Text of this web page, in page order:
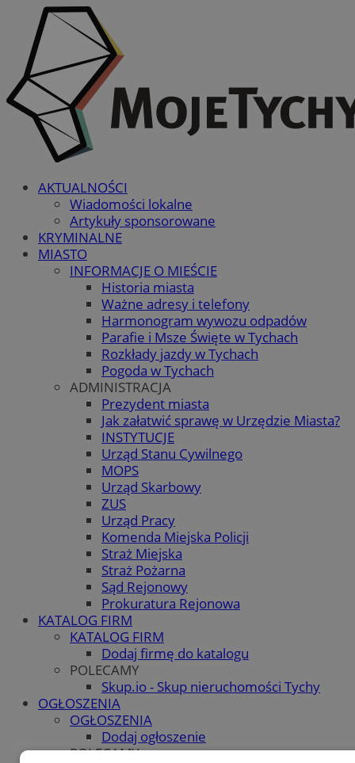
AKTUALNOŚCI
Wiadomości lokalne
Artykuły sponsorowane
KRYMINALNE
MIASTO
INFORMACJE O MIEŚCIE
Historia miasta
Ważne adresy i telefony
Harmonogram wywozu odpadów
Parafie i Msze Święte w Tychach
Rozkłady jazdy w Tychach
Pogoda w Tychach
ADMINISTRACJA
Prezydent miasta
Jak załatwić sprawę w Urzędzie Miasta?
INSTYTUCJE
Urząd Stanu Cywilnego
MOPS
Urząd Skarbowy
ZUS
Urząd Pracy
Komenda Miejska Policji
Straż Miejska
Straż Pożarna
Sąd Rejonowy
Prokuratura Rejonowa
KATALOG FIRM
KATALOG FIRM
Dodaj firmę do katalogu
POLECAMY
Skup.io - Skup nieruchomości Tychy
OGŁOSZENIA
OGŁOSZENIA
Dodaj ogłoszenie
POLECAMY